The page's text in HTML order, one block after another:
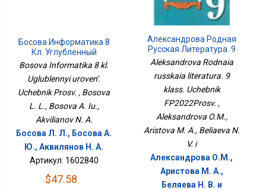
Босова Информатика 8
Кл. Углубленный
Уровень. Учебник Просв.
Bosova Informatika 8 kl.
Uglublennyi uroven'.
Uchebnik Prosv. , Bosova
L. L., Bosova A. Iu.,
Akvilianov N. A.
Босова Л. Л., Босова А.
Ю., Аквилянов Н. А.
Артикул: 1602840
$47.58
Александрова Родная
Русская Литература. 9
Класс. Учебник
Aleksandrova Rodnaia
russkaia literatura. 9
klass. Uchebnik
FP2022Prosv. ,
Aleksandrova O.M.,
Aristova M. A., Beliaeva N.
V. i
Александрова О.М.,
Аристова М. А.,
Беляева Н. В. и